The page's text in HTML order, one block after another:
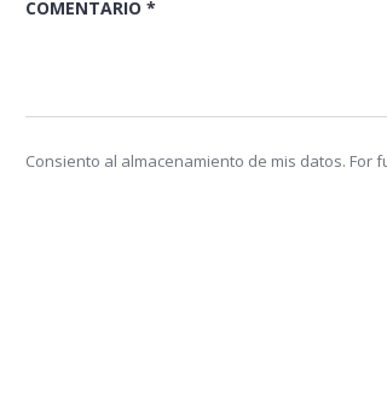
Consiento al almacenamiento de mis datos.